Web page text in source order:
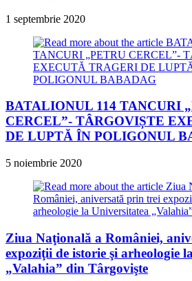
1 septembrie 2020
BATALIONUL 114 TANCURI
CERCEL”- TÂRGOVIȘTE
DE LUPTĂ ÎN POLIGONUL
5 noiembrie 2020
Ziua Naţională a României,
expoziţii de istorie şi arheologie
„Valahia” din Târgovişte